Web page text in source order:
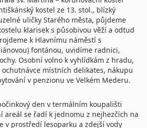
kostel ze 13. stol., blízký
uličky Starého města, půjdeme
klarisek s působivou věží a odtud
k Hlavnímu náměstí s
fontánou, uvidíme radnici,
Osobní volno k vyhlídkám z hradu,
místních delikates, nákupu
v penzionu ve Velkém Mederu.
den v termálním koupališti
areál se řadí k jednomu z nejhezčích na
v prostředí lesoparku a zdejší vody